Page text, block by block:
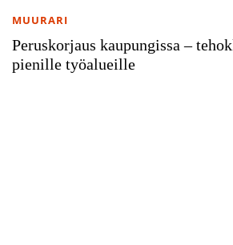
Peruskorjaus kaupungissa –
pienille työalueille
MUURARI